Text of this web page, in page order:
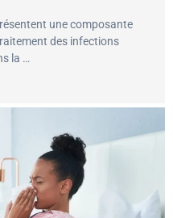
une composante
des infections
la …